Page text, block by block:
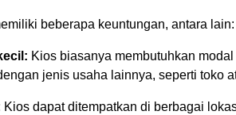
beberapa keuntungan, antara lain:
Kios biasanya membutuhkan
jenis usaha lainnya, seperti toko
Kios dapat ditempatkan di berbagai